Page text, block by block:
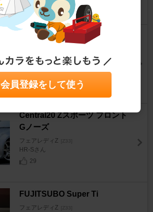
10
FINAL KONNEXION LIMITEDⅡ
中田弘道さん
Central20 Zスポーツ フロント
Gノーズ
フェアレディZ [Z33]
HR-Sさん
29
FUJITSUBO Super Ti
フェアレディZ [Z33]
会員登録をして使う